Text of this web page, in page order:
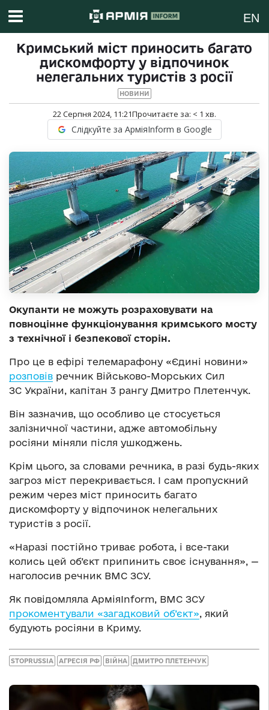
EN
Кримський міст приносить багато
дискомфорту у відпочинок
нелегальних туристів з росії
НОВИНИ
22 Серпня 2024, 11:21Прочитаєте за: < 1 хв.
Слідкуйте за АрміяInform в Google
Окупанти не можуть розраховувати на
повноцінне функціонування кримського мосту
з технічної і безпекової сторін.
Про це в ефірі телемарафону «Єдині новини»
розповів речник Військово-Морських Сил
ЗС України, капітан 3 рангу Дмитро Плетенчук.
Він зазначив, що особливо це стосується
залізничної частини, адже автомобільну
росіяни міняли після ушкоджень.
Крім цього, за словами речника, в разі будь-яких
загроз міст перекривається. І сам пропускний
режим через міст приносить багато
дискомфорту у відпочинок нелегальних
туристів з росії.
«Наразі постійно триває робота, і все-таки
колись цей об’єкт припинить своє існування», —
наголосив речник ВМС ЗСУ.
Як повідомляла АрміяInform, ВМС ЗСУ
прокоментували «загадковий об’єкт», який
будують росіяни в Криму.
STOPRUSSIA АГРЕСІЯ РФ ВІЙНА ДМИТРО ПЛЕТЕНЧУК